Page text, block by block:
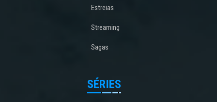
Estreias
Streaming
Sagas
SÉRIES